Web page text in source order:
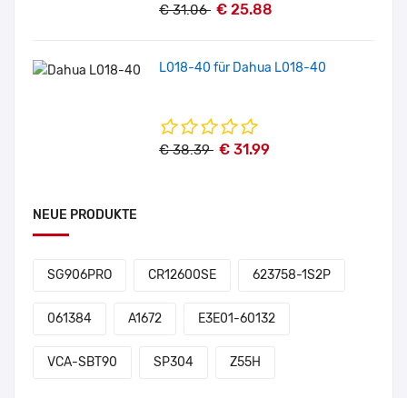
€ 31.06 € 25.88
L018-40 für Dahua L018-40
€ 38.39 € 31.99
NEUE PRODUKTE
SG906PRO CR12600SE 623758-1S2P
061384 A1672 E3E01-60132
VCA-SBT90 SP304 Z55H